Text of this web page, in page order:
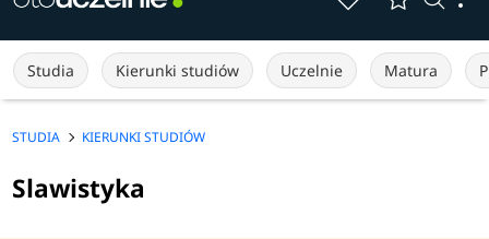
Studia Kierunki studiów Uczelnie Matura
STUDIA KIERUNKI STUDIÓW
Slawistyka